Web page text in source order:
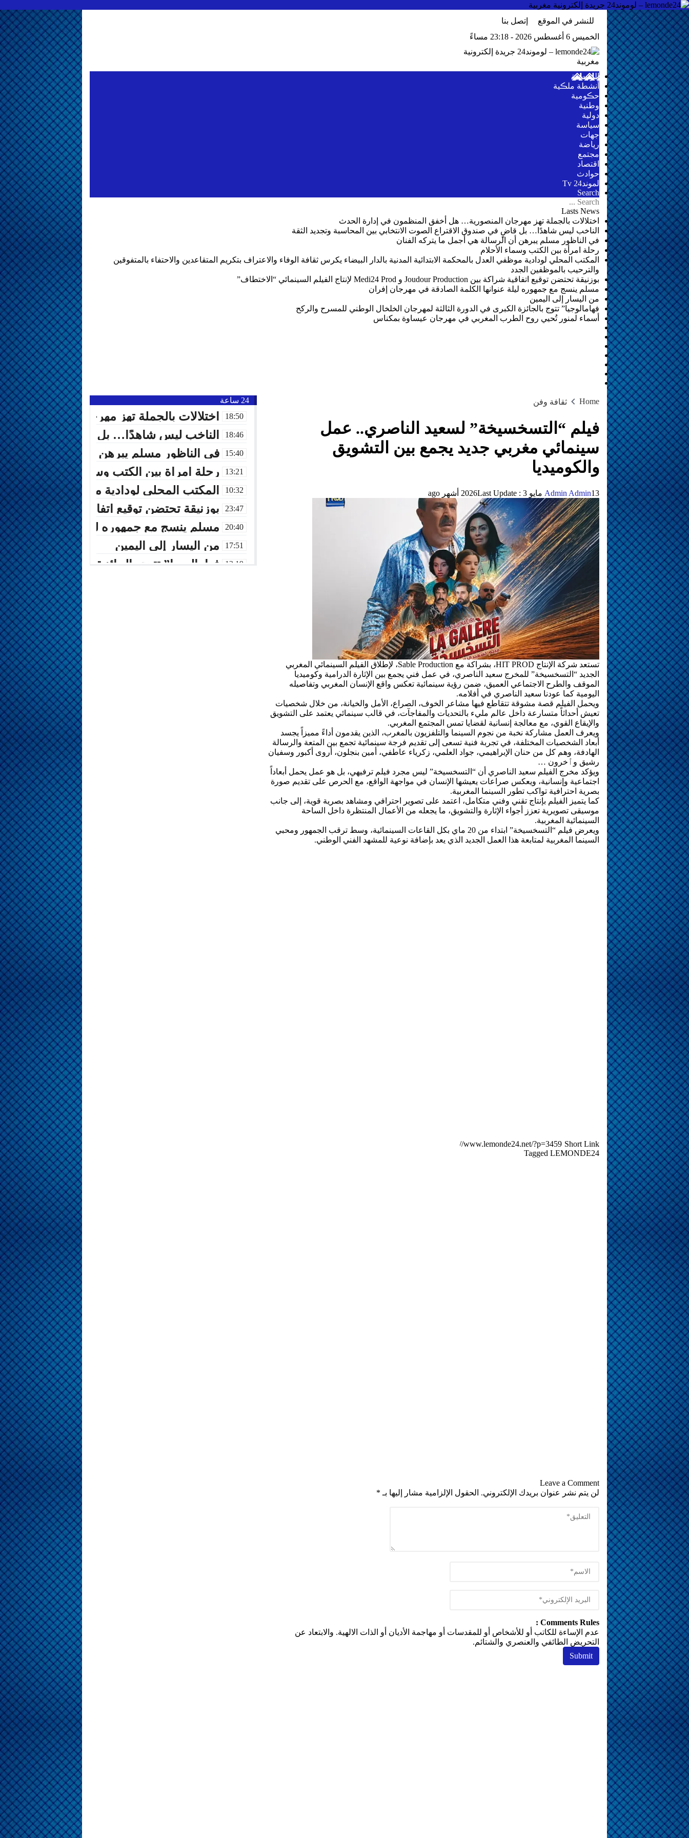
للنشر في الموقع
إتصل بنا
الخميس 6 أغسطس 2026 - 23:18 مساءً
الرئيسية
أنشطة ملڪية
حڪومية
وطنية
دولية
سياسة
جهات
رياضة
مجتمع
اقتصاد
حوادث
لموند24 Tv
Search
Lasts News
اختلالات بالجملة تهز مهرجان المنصورية… هل أخفق المنظمون في إدارة الحدث
الناخب ليس شاهدًا… بل قاضٍ في صندوق الاقتراع الصوت الانتخابي بين المحاسبة وتجديد الثقة
في الناظور مسلم يبرهن أن الرسالة هي أجمل ما يتركه الفنان
رحلة امرأة بين الكتب وسماء الأحلام
المكتب المحلي لودادية موظفي العدل بالمحكمة الابتدائية المدنية بالدار البيضاء يكرس ثقافة الوفاء والاعتراف بتكريم المتقاعدين والاحتفاء بالمتفوقين
والترحيب بالموظفين الجدد
بوزنيقة تحتضن توقيع اتفاقية شراكة بين Joudour Production و Medi24 Prod لإنتاج الفيلم السينمائي “الاختطاف”
مسلم ينسج مع جمهوره ليلة عنوانها الكلمة الصادقة في مهرجان إفران
من اليسار إلى اليمين
فهامالوجيا” تتوج بالجائزة الكبرى في الدورة الثالثة لمهرجان الخلخال الوطني للمسرح والركح
أسماء لمنور تُحيي روح الطرب المغربي في مهرجان عيساوة بمكناس
Home ثقافة وفن
فيلم “التسخسيخة” لسعيد الناصري.. عمل
سينمائي مغربي جديد يجمع بين التشويق
والكوميديا
Admin Admin13 مايو 2026 Last Update : 3 أشهر ago
تستعد شركة الإنتاج HIT PROD، بشراكة مع Sable Production، لإطلاق الفيلم السينمائي المغربي
الجديد “التسخسيخة” للمخرج سعيد الناصري، في عمل فني يجمع بين الإثارة الدرامية وكوميديا
الموقف والطرح الاجتماعي العميق، ضمن رؤية سينمائية تعكس واقع الإنسان المغربي وتفاصيله
اليومية كما عودنا سعيد الناصري في أفلامه.
ويحمل الفيلم قصة مشوقة تتقاطع فيها مشاعر الخوف، الصراع، الأمل والخيانة، من خلال شخصيات
تعيش أحداثاً متسارعة داخل عالم مليء بالتحديات والمفاجآت، في قالب سينمائي يعتمد على التشويق
والإيقاع القوي، مع معالجة إنسانية لقضايا تمس المجتمع المغربي.
ويعرف العمل مشاركة نخبة من نجوم السينما والتلفزيون بالمغرب، الذين يقدمون أداءً مميزاً يجسد
أبعاد الشخصيات المختلفة، في تجربة فنية تسعى إلى تقديم فرجة سينمائية تجمع بين المتعة والرسالة
الهادفة، وهم كل من حنان الإبراهيمي، جواد العلمي، زكرياء عاطفي، أمين بنجلون، أروى أكبور وسفيان
رشيق وٱخرون …
ويؤكد مخرج الفيلم سعيد الناصري أن “التسخسيخة” ليس مجرد فيلم ترفيهي، بل هو عمل يحمل أبعاداً
اجتماعية وإنسانية، ويعكس صراعات يعيشها الإنسان في مواجهة الواقع، مع الحرص على تقديم صورة
بصرية احترافية تواكب تطور السينما المغربية.
كما يتميز الفيلم بإنتاج تقني وفني متكامل، اعتمد على تصوير احترافي ومشاهد بصرية قوية، إلى جانب
موسيقى تصويرية تعزز أجواء الإثارة والتشويق، ما يجعله من الأعمال المنتظرة داخل الساحة
السينمائية المغربية.
ويعرض فيلم “التسخسيخة” ابتداء من 20 ماي بكل القاعات السينمائية، وسط ترقب الجمهور ومحبي
السينما المغربية لمتابعة هذا العمل الجديد الذي يعد بإضافة نوعية للمشهد الفني الوطني.
Short Link
Tagged LEMONDE24
Leave a Comment
لن يتم نشر عنوان بريدك الإلكتروني. الحقول الإلزامية مشار إليها بـ *
Comments Rules :
عدم الإساءة للكاتب أو للأشخاص أو للمقدسات أو مهاجمة الأديان أو الذات الالهية. والابتعاد عن
التحريض الطائفي والعنصري والشتائم.
24 ساعة
18:50
اختلالات بالجملة تهز مهرجان
18:46 الناخب ليس شاهدًا… بل قاضٍ في صندوق
15:40 في الناظور مسلم يبرهن أن الرسالة هي
13:21 رحلة امرأة بين الكتب وسماء الأحلام
10:32 المكتب المحلي لودادية موظفي العدل
23:47 بوزنيقة تحتضن توقيع اتفاقية شراكة بين Joudour Production و Medi24 Prod لإنتاج الفيلم السينمائي “الاختطاف”
20:40 مسلم ينسج مع جمهوره ليلة عنوانها
17:51 من اليسار إلى اليمين
13:19 فهامالوجيا” تتوج بالجائزة الكبرى في
أسماء لمنور تُحيي روح الطرب المغربي
الإدماج الاجتماعي في صلب الاهتمام..
المديرية الإقليمية للتعاون الوطني
بوزنيقة.. حملة واسعة لتحرير الملك العمومي
أسرة شابة تناشد بفتح تحقيق في ملابسات
مسلم يشعل أجواء مهرجان تيميزار للفضة